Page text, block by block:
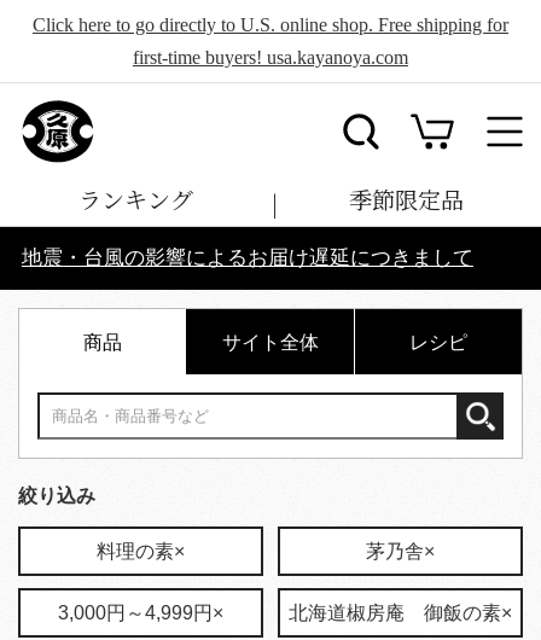
Click here to go directly to U.S. online shop. Free shipping for
first-time buyers! usa.kayanoya.com
ランキング 季節限定品
地震・台風の影響によるお届け遅延につきまして
商品 サイト全体 レシピ
絞り込み
料理の素× 茅乃舎×
3,000円～4,999円× 北海道椒房庵 御飯の素×